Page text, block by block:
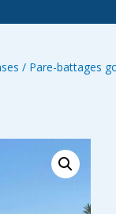
/ Pare-battages